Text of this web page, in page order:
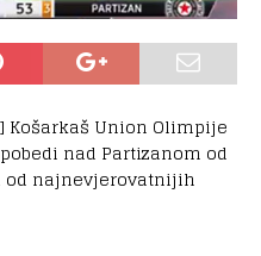
Košarkaš Union Olimpije
nad Partizanom od
od najnevjerovatnijih